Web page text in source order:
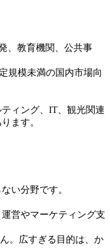
、教育機関、公共事
規模未満の国内市場向
ィング、IT、観光関連
ます。
い分野です。
営やマーケティング支
。広すぎる目的は、か